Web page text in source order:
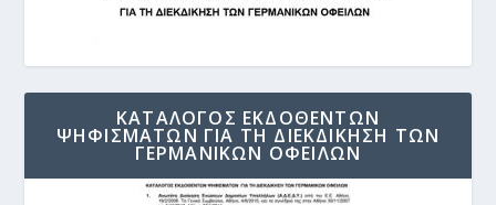
ΚΑΤΑΛΟΓΟΣ ΕΚΔΟΘΕΝΤΩΝ
ΨΗΦΙΣΜΑΤΩΝ ΓΙΑ ΤΗ ΔΙΕΚΔΙΚΗΣΗ ΤΩΝ
ΓΕΡΜΑΝΙΚΩΝ ΟΦΕΙΛΩΝ